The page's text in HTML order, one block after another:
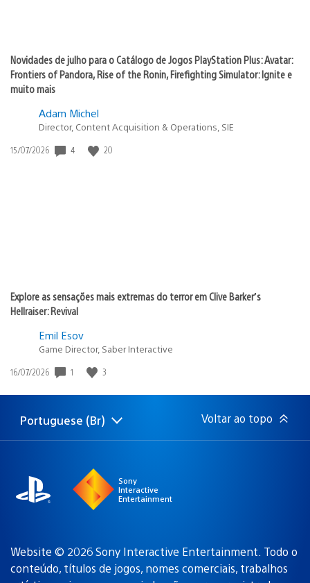
Novidades de julho para o Catálogo de Jogos PlayStation Plus: Avatar:
Frontiers of Pandora, Rise of the Ronin, Firefighting Simulator: Ignite e
muito mais
Adam Michel
Director, Content Acquisition & Operations, SIE
Data
15/07/2026 4 20
Explore as sensações mais extremas do terror em Clive Barker’s
Hellraiser: Revival
Emil Esov
Game Director, Saber Interactive
Data
publicação:
16/07/2026 1 3
Selecione
uma
Região
atual:
Portuguese (Br) Voltar ao topo
Sony
Interactive
Entertainment
Website © 2026 Sony Interactive Entertainment. Todo o
conteúdo, títulos de jogos, nomes comerciais, trabalhos